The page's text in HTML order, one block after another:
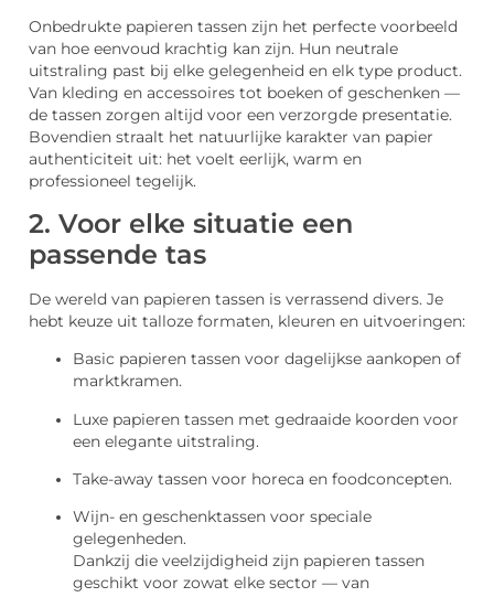
Onbedrukte papieren tassen zijn het perfecte voorbeeld
van hoe eenvoud krachtig kan zijn. Hun neutrale
uitstraling past bij elke gelegenheid en elk type product.
Van kleding en accessoires tot boeken of geschenken —
de tassen zorgen altijd voor een verzorgde presentatie.
Bovendien straalt het natuurlijke karakter van papier
authenticiteit uit: het voelt eerlijk, warm en
professioneel tegelijk.
2. Voor elke situatie een
passende tas
De wereld van papieren tassen is verrassend divers. Je
hebt keuze uit talloze formaten, kleuren en uitvoeringen:
Basic papieren tassen voor dagelijkse aankopen of
marktkramen.
Luxe papieren tassen met gedraaide koorden voor
een elegante uitstraling.
Take-away tassen voor horeca en foodconcepten.
Wijn- en geschenktassen voor speciale
gelegenheden.
Dankzij die veelzijdigheid zijn papieren tassen
geschikt voor zowat elke sector — van